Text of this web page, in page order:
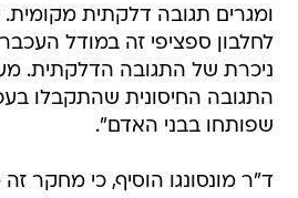
ומגרים תגובה דלקתית מקומית.
לחלבון ספציפי זה במודל
ניכרת של התגובה הדלקתית.
התגובה החיסונית שהתקבלו
שפותחו בבני האדם".
ד"ר מונסונגו הוסיף, כי מחקר